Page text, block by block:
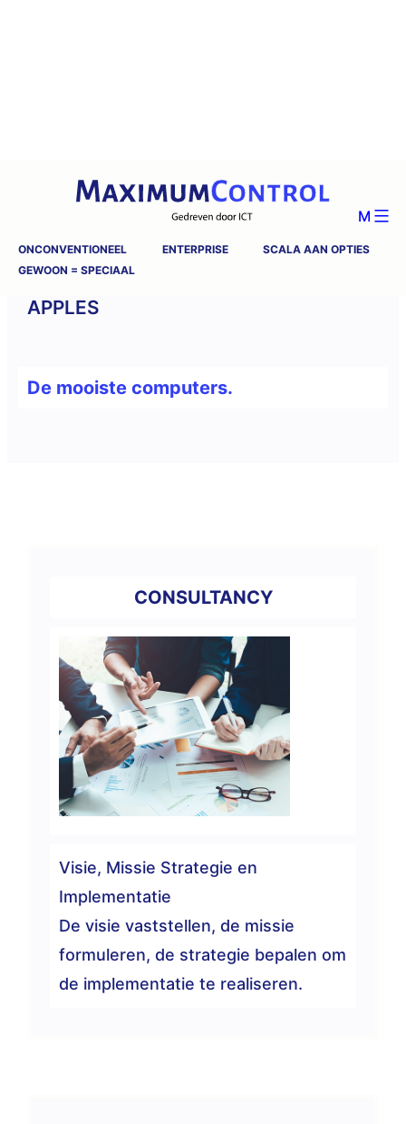
ONCONVENTIONEEL ENTERPRISE
SCALA AAN OPTIES
GEWOON = SPECIAAL
M
APPLES
De mooiste computers.
CONSULTANCY
Visie, Missie Strategie en
Implementatie
De visie vaststellen, de missie
formuleren, de strategie bepalen om
de implementatie te realiseren.